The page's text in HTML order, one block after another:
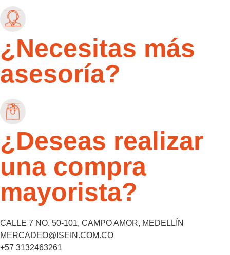
¿Necesitas más
asesoría?
¿Deseas realizar
una compra
mayorista?
CALLE 7 NO. 50-101, CAMPO AMOR, MEDELLÍN
MERCADEO@ISEIN.COM.CO
+57 3132463261